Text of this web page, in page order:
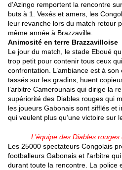
d’Azingo remportent la rencontre
buts à 1. Vexés et amers, les
leur revanche lors du match retour
même année à Brazzaville.
Animosité en terre Brazzavilloise
Le jour du match, le stade Eboué
trop petit pour contenir tous ceux
confrontation. L’ambiance est à
tassés sur les gradins, huent
l’arbitre Camerounais qui dirige la
supériorité des Diables rouges qui
les joueurs Gabonais sont sifflés et
qui veulent plus qu’une victoire sur
L’équipe des Diables
Les 25000 spectateurs Congolais
footballeurs Gabonais et l’arbitre
durant toute la rencontre. La police